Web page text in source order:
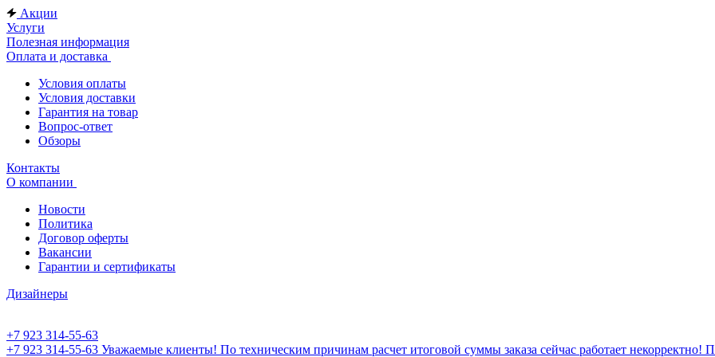
Акции
Услуги
Полезная информация
Оплата и доставка
Условия оплаты
Условия доставки
Гарантия на товар
Вопрос-ответ
Обзоры
Контакты
О компании
Новости
Политика
Договор оферты
Вакансии
Гарантии и сертификаты
Дизайнеры
+7 923 314-55-63
+7 923 314-55-63 Уважаемые клиенты! По техническим причинам расчет итоговой суммы заказа сейчас работает